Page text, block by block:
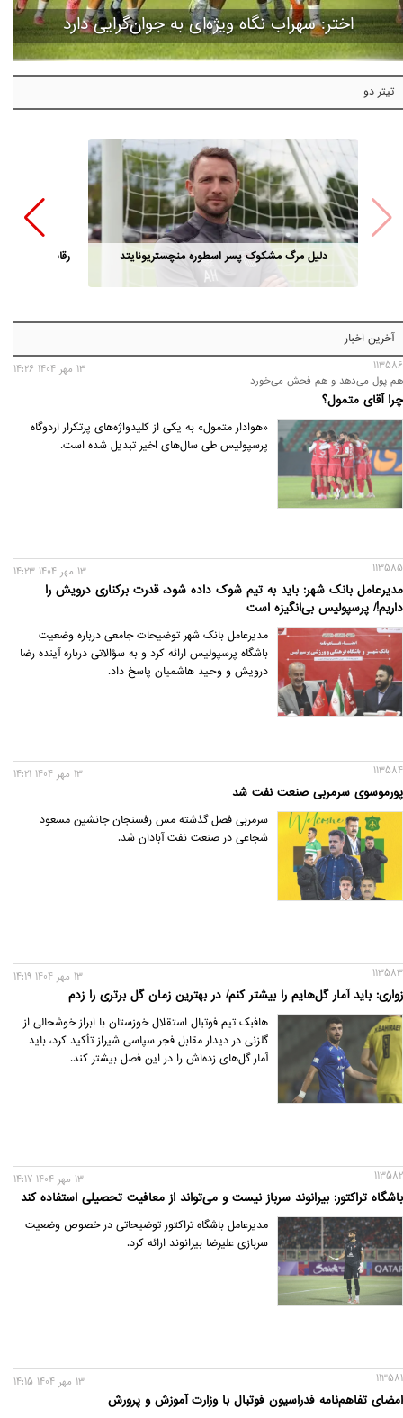
اختر: سهراب نگاه ویژه‌ای به جوان‌گرایی دارد
تیتر دو
دلیل مرگ مشکوک پسر اسطوره منچستریونایتد رقابت مدیران
آخرین اخبار
113586
هم پول می‌دهد و هم فحش می‌خورد
چرا آقای متمول؟
13 مهر 1404 14:26
«هوادار متمول» به یکی از کلیدواژه‌های پرتکرار اردوگاه
پرسپولیس طی سال‌های اخیر تبدیل شده است.
113585
مدیرعامل بانک شهر: باید به تیم شوک داده شود، قدرت برکناری درویش را
داریم!/ پرسپولیس بی‌انگیزه است
13 مهر 1404 14:23
مدیرعامل بانک شهر توضیحات جامعی درباره وضعیت
باشگاه پرسپولیس ارائه کرد و به سؤالاتی درباره آینده رضا
درویش و وحید هاشمیان پاسخ داد.
113584
پورموسوی سرمربی صنعت نفت شد
13 مهر 1404 14:21
سرمربی فصل گذشته مس رفسنجان جانشین مسعود
شجاعی در صنعت نفت آبادان شد.
113583
زواری: باید آمار گل‌هایم را بیشتر کنم/ در بهترین زمان گل برتری را زدم
13 مهر 1404 14:19
هافبک تیم فوتبال استقلال خوزستان با ابراز خوشحالی از
گلزنی در دیدار مقابل فجر سپاسی شیراز تأکید کرد، باید
آمار گل‌های زده‌اش را در این فصل بیشتر کند.
113582
باشگاه تراکتور: بیرانوند سرباز نیست و می‌تواند از معافیت تحصیلی استفاده کند
13 مهر 1404 14:17
مدیرعامل باشگاه تراکتور توضیحاتی در خصوص وضعیت
سربازی علیرضا بیرانوند ارائه کرد.
113581
امضای تفاهم‌نامه فدراسیون فوتبال با وزارت آموزش و پرورش
13 مهر 1404 14:15